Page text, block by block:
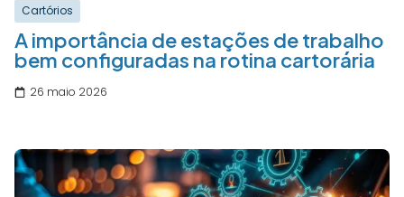
Cartórios
A importância de estações de trabalho
bem configuradas na rotina cartorária
26 maio 2026